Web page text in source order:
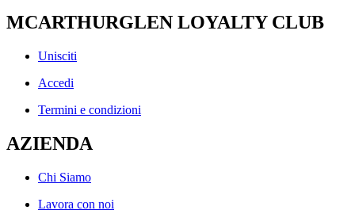
MCARTHURGLEN LOYALTY CLUB
Unisciti
Accedi
Termini e condizioni
AZIENDA
Chi Siamo
Lavora con noi